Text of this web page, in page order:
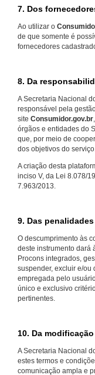
7. Dos
Ao utilizar o
de que somente é
fornecedores
8. Da
A Secretaria Nacional
responsável pela
site Consumidor.gov.br
órgãos e entidades do
que, por meio de
dos objetivos do
A criação desta
inciso V, da Lei 8.078/
7.963/2013.
9. Das penalidades
O descumprimento às
deste instrumento dará
Procons integrados,
suspender, excluir e/ou
empregada pelo
único e exclusivo
pertinentes.
10. Da
A Secretaria Nacional
estes termos e
comunicação ampla e